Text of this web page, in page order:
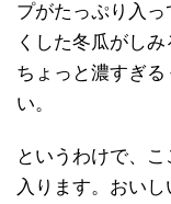
プがたっぷり入
くした冬瓜がしみ
ちょっと濃すぎ
い。
というわけで、
入ります。おい